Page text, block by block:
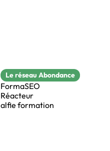
Le réseau Abondance
FormaSEO
Réacteur
alfie formation